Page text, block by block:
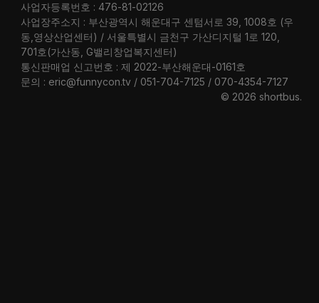
사업자등록번호 : 476-81-02126
사업장주소지 : 부산광역시 해운대구 센텀서로 39, 1008호 (우
동,영상산업센터) / 서울특별시 금천구 가산디지털 1로 120,
701호(가산동, G밸리창업복지센터)
통신판매업 신고번호 : 제 2022-부산해운대-0161호
문의 : eric@funnycon.tv / 051-704-7125 / 070-4354-7127
© 2026 shortbus.